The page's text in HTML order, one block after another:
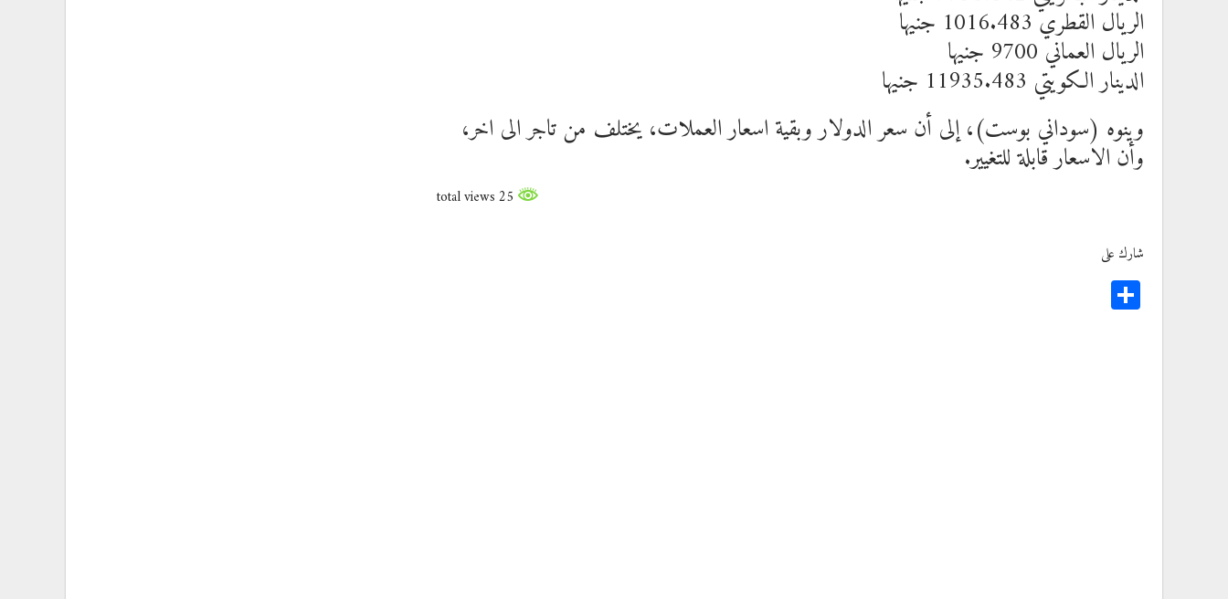
الريال القطري 1016.483 جنيها
الريال العماني 9700 جنيها
الدينار الكويتي 11935.483 جنيها
وينوه (سوداني بوست)، إلى أن سعر الدولار وبقية اسعار العملات، يختلف من تاجر الى اخر،
وأن الاسعار قابلة للتغيير.
شارك على